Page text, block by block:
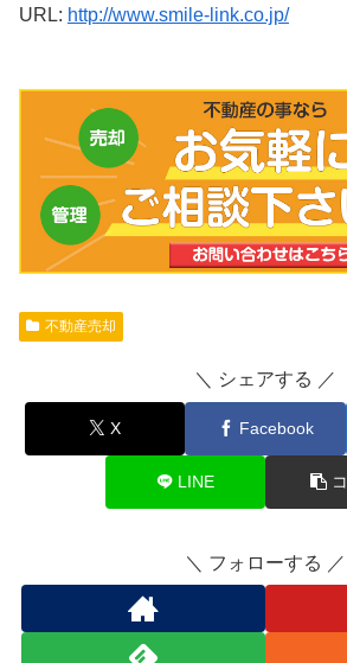
URL: http://www.smile-link.co.jp/
不動産売却
シェアする
X Facebook
LINE
フォローする